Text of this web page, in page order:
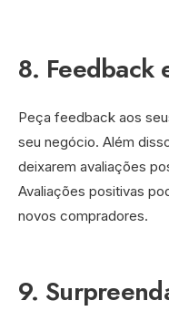
8. Feedback
Peça feedback aos
seu negócio. Além
deixarem avaliações
Avaliações positivas
novos compradores.
9.